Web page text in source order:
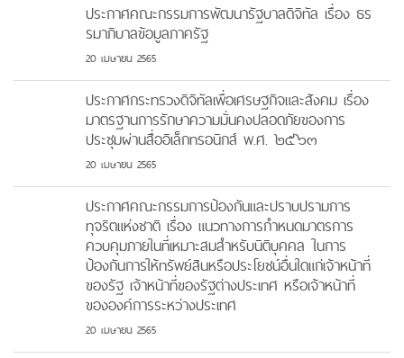
ประกาศคณะกรรมการพัฒนารัฐบาลดิจิทัล เรื่อง ธร
รมาภิบาลข้อมูลภาครัฐ
20 เมษายน 2565
ประกาศกระทรวงดิจิทัลเพื่อเศรษฐกิจและสังคม เรื่อง
มาตรฐานการรักษาความมั่นคงปลอดภัยของการ
ประชุมผ่านสื่ออิเล็กทรอนิกส์ พ.ศ. ๒๕๖๓
20 เมษายน 2565
ประกาศคณะกรรมการป้องกันและปราบปรามการ
ทุจริตแห่งชาติ เรื่อง แนวทางการกำหนดมาตรการ
ควบคุมภายในที่เหมาะสมสำหรับนิติบุคคล ในการ
ป้องกันการให้ทรัพย์สินหรือประโยชน์อื่นใดแก่เจ้าหน้าที่
ของรัฐ เจ้าหน้าที่ของรัฐต่างประเทศ หรือเจ้าหน้าที่
ขององค์การระหว่างประเทศ
20 เมษายน 2565